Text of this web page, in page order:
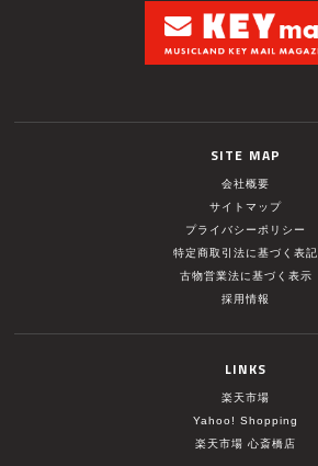
SITE MAP
会社概要
サイトマップ
プライバシーポリシー
特定商取引法に基づく表記
古物営業法に基づく表示
採用情報
LINKS
楽天市場
Yahoo! Shopping
楽天市場 心斎橋店